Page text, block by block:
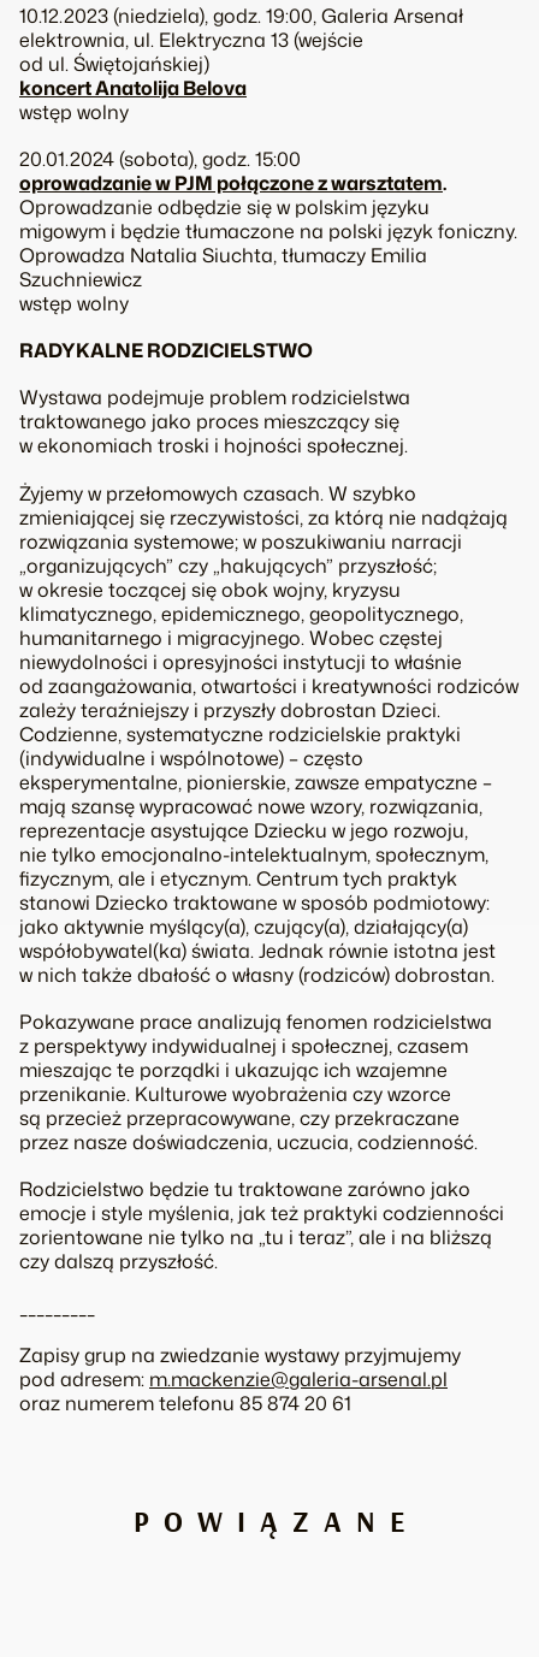
10.12.2023 (niedziela), godz. 19:00, Galeria Arsenał
elektrownia, ul. Elektryczna 13 (wejście
od ul. Świętojańskiej)
koncert Anatolija Belova
wstęp wolny
20.01.2024 (sobota), godz. 15:00
oprowadzanie w PJM połączone z warsztatem.
Oprowadzanie odbędzie się w polskim języku
migowym i będzie tłumaczone na polski język foniczny.
Oprowadza Natalia Siuchta, tłumaczy Emilia
Szuchniewicz
wstęp wolny
RADYKALNE RODZICIELSTWO
Wystawa podejmuje problem rodzicielstwa
traktowanego jako proces mieszczący się
w ekonomiach troski i hojności społecznej.
Żyjemy w przełomowych czasach. W szybko
zmieniającej się rzeczywistości, za którą nie nadążają
rozwiązania systemowe; w poszukiwaniu narracji
„organizujących” czy „hakujących” przyszłość;
w okresie toczącej się obok wojny, kryzysu
klimatycznego, epidemicznego, geopolitycznego,
humanitarnego i migracyjnego. Wobec częstej
niewydolności i opresyjności instytucji to właśnie
od zaangażowania, otwartości i kreatywności rodziców
zależy teraźniejszy i przyszły dobrostan Dzieci.
Codzienne, systematyczne rodzicielskie praktyki
(indywidualne i wspólnotowe) – często
eksperymentalne, pionierskie, zawsze empatyczne –
mają szansę wypracować nowe wzory, rozwiązania,
reprezentacje asystujące Dziecku w jego rozwoju,
nie tylko emocjonalno-intelektualnym, społecznym,
fizycznym, ale i etycznym. Centrum tych praktyk
stanowi Dziecko traktowane w sposób podmiotowy:
jako aktywnie myślący(a), czujący(a), działający(a)
współobywatel(ka) świata. Jednak równie istotna jest
w nich także dbałość o własny (rodziców) dobrostan.
Pokazywane prace analizują fenomen rodzicielstwa
z perspektywy indywidualnej i społecznej, czasem
mieszając te porządki i ukazując ich wzajemne
przenikanie. Kulturowe wyobrażenia czy wzorce
są przecież przepracowywane, czy przekraczane
przez nasze doświadczenia, uczucia, codzienność.
Rodzicielstwo będzie tu traktowane zarówno jako
emocje i style myślenia, jak też praktyki codzienności
zorientowane nie tylko na „tu i teraz”, ale i na bliższą
czy dalszą przyszłość.
Zapisy grup na zwiedzanie wystawy przyjmujemy
pod adresem: m.mackenzie@galeria-arsenal.pl
oraz numerem telefonu 85 874 20 61
POWIĄZANE